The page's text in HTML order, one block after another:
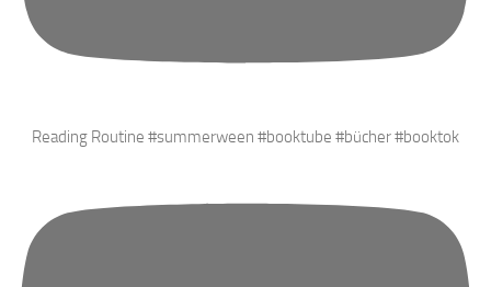
Reading Routine #summerween #booktube #bücher #booktok